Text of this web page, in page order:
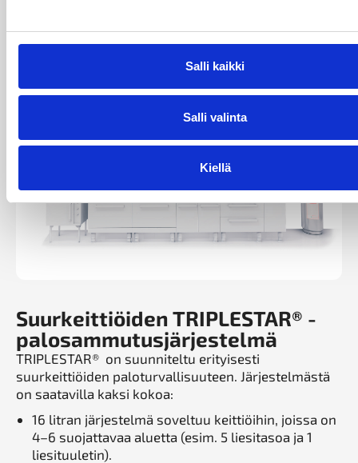
Salli kaikki
Salli valinta
Kiellä
Suurkeittiöiden TRIPLESTAR® -
palosammutus­järjestelmä
TRIPLESTAR® on suunniteltu erityisesti
suurkeittiöiden paloturvallisuuteen. Järjestelmästä
on saatavilla kaksi kokoa:
16 litran järjestelmä soveltuu keittiöihin, joissa on
4–6 suojattavaa aluetta (esim. 5 liesitasoa ja 1
liesituuletin).